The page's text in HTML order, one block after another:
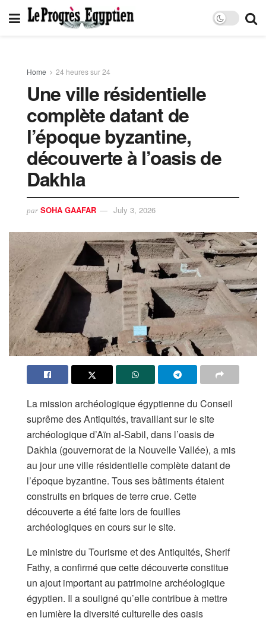
Home 24 heures sur 24
Une ville résidentielle
complète datant de
l’époque byzantine,
découverte à l’oasis de
Dakhla
par SOHA GAAFAR July 3, 2026
La mission archéologique égyptienne du Conseil
suprême des Antiquités, travaillant sur le site
archéologique d’Aïn al-Sabil, dans l’oasis de
Dakhla (gouvernorat de la Nouvelle Vallée), a mis
au jour une ville résidentielle complète datant de
l’époque byzantine. Tous ses bâtiments étaient
construits en briques de terre crue. Cette
découverte a été faite lors de fouilles
archéologiques en cours sur le site.
Le ministre du Tourisme et des Antiquités, Sherif
Fathy, a confirmé que cette découverte constitue
un ajout important au patrimoine archéologique
égyptien. Il a souligné qu’elle contribue à mettre
en lumière la diversité culturelle des oasis